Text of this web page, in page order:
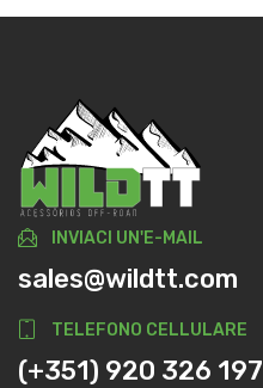
INVIACI UN'E-MAIL
sales@wildtt.com
TELEFONO CELLULARE
(+351) 920 326 197